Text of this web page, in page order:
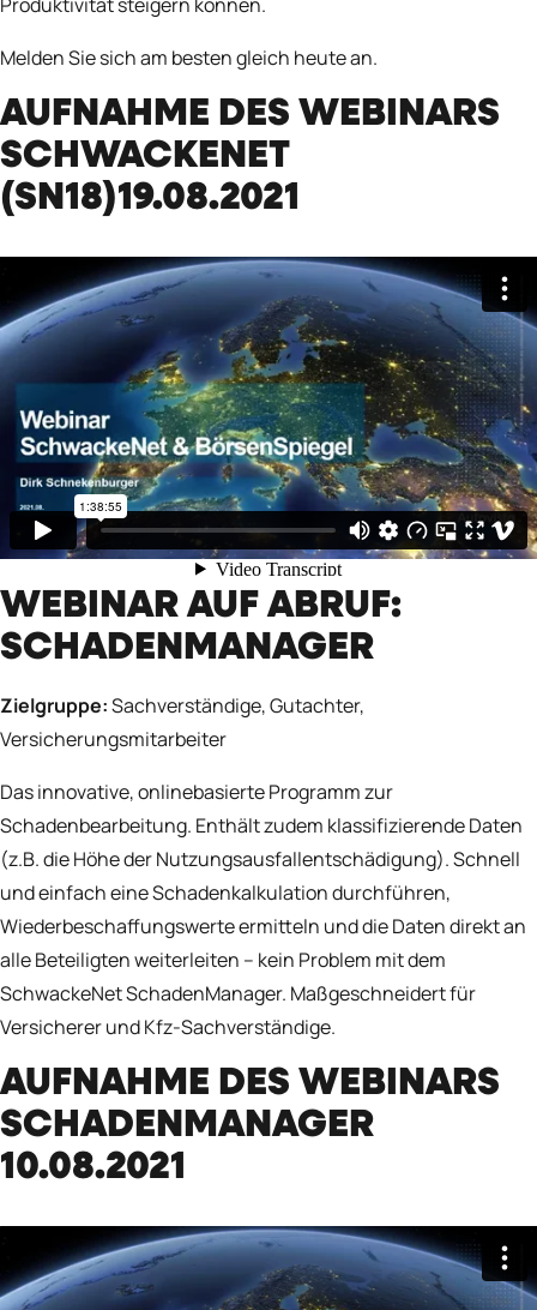
Melden Sie sich am besten gleich heute an.
AUFNAHME DES WEBINARS
SCHWACKENET
(SN18)19.08.2021
WEBINAR AUF ABRUF:
SCHADENMANAGER
Zielgruppe:Sachverständige, Gutachter,
Versicherungsmitarbeiter
Das innovative, onlinebasierte Programm zur
Schadenbearbeitung. Enthält zudem klassifizierende Daten
(z.B. die Höhe der Nutzungsausfallentschädigung). Schnell
und einfach eine Schadenkalkulation durchführen,
Wiederbeschaffungswerte ermitteln und die Daten direkt an
alle Beteiligten weiterleiten – kein Problem mit dem
SchwackeNet SchadenManager. Maßgeschneidert für
Versicherer und Kfz-Sachverständige.
AUFNAHME DES WEBINARS
SCHADENMANAGER
10.08.2021